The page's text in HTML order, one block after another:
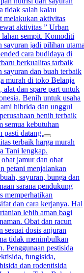
tidak salah kalau
melakukan aktivitas
aktivitas ” Urban
sempit. Komoditi
sayuran jadi pilihan
cara budidaya di
berkualitas tarbaik
sayuran dan buah terbaik
murah di toko Belanja
dan spare part untuk
Benih untuk usaha
hibrida dan unggul
benih terbaik
semua kebutuhan
pasti datang.
terbaik harga murah
Tani lengkap.
jamur dan obat
petani menjalankan
sayuran, bunga dan
sarana pendukung
memperhatikan
dan cara kerjanya. Hal
lebih aman bagi
Obat dan racun
sesuai dosis anjuran
tidak menimbulkan
Penggunaan pestisida
fungisida,
dan rodentisida